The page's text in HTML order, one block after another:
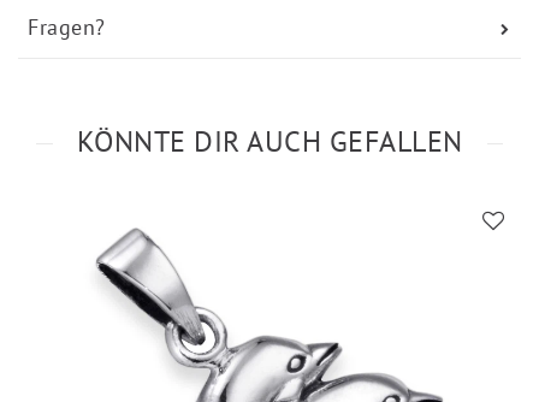
Fragen?
KÖNNTE DIR AUCH GEFALLEN